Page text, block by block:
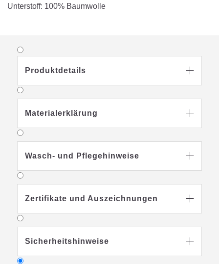
Unterstoff: 100% Baumwolle
Produktdetails 
Materialerklärung 
Wasch- und Pflegehinweise 
Zertifikate und Auszeichnungen 
Sicherheitshinweise 